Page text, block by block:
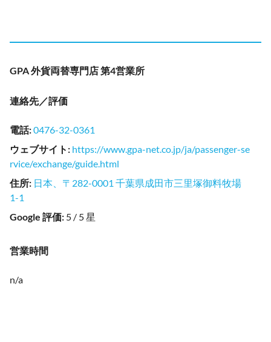
GPA 外貨両替専門店 第4営業所
連絡先／評価
電話:0476-32-0361
ウェブサイト : https://www.gpa-net.co.jp/ja/passenger-se
rvice/exchange/guide.html
住所: 日本、〒282-0001 千葉県成田市三里塚御料牧場
1-1
Google 評価: 5 / 5 星
営業時間
n/a